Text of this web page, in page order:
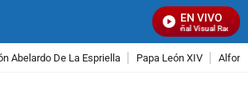
EN VIVO
Señal Visual Radio
Abelardo De La Espriella Papa León XIV